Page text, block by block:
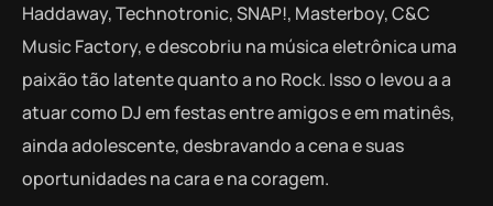
Haddaway, Technotronic, SNAP!, Masterboy, C&C
Music Factory, e descobriu na música eletrônica uma
paixão tão latente quanto a no Rock. Isso o levou a a
atuar como DJ em festas entre amigos e em matinês,
ainda adolescente, desbravando a cena e suas
oportunidades na cara e na coragem.